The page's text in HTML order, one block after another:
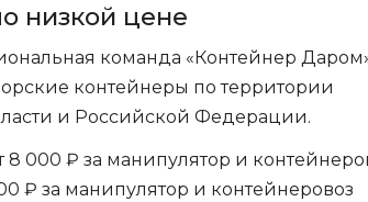
низкой цене
команда «Контейнер
контейнеры по территории
и Российской Федерации.
000 ₽ за манипулятор и
₽ за манипулятор и контейнеровоз